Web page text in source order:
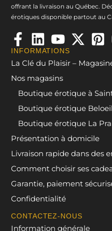
offrant la livraison au Québec.
érotiques disponible partout au
INFORMATIONS
La Clé du Plaisir –
Nos magasins
Boutique érotique à
Boutique érotique Beloeil
Boutique érotique La
Présentation à domicile
Livraison rapide dans des
Comment choisir ses
Garantie, paiement
Confidentialité
CONTACTEZ-NOUS
Information générale